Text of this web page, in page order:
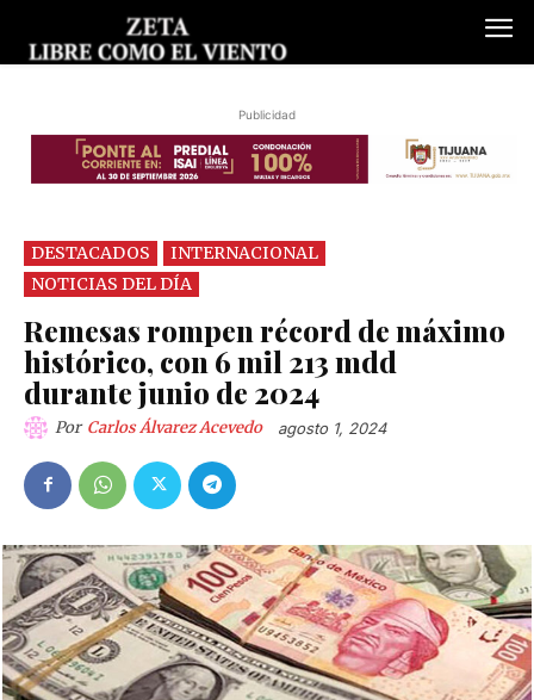
Publicidad
DESTACADOS
INTERNACIONAL
NOTICIAS DEL DÍA
Remesas rompen récord de máximo
histórico, con 6 mil 213 mdd
durante junio de 2024
Por Carlos Álvarez Acevedo agosto 1, 2024